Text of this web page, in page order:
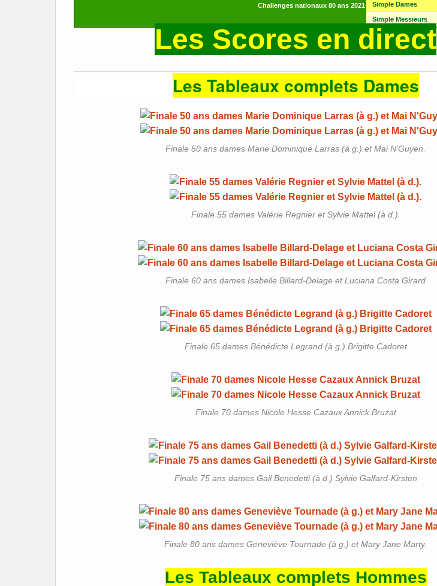
Challenges nationaux 80 ans 2021 Simple Dames
Simple Messieurs
Les Scores en direct
Les Tableaux complets Dames
Finale 50 ans dames Marie Dominique Larras (à g.) et Mai N'Guyen.
Finale 55 dames Valérie Regnier et Sylvie Mattel (à d.).
Finale 60 ans dames Isabelle Billard-Delage et Luciana Costa Girard
Finale 65 dames Bénédicte Legrand (à g.) Brigitte Cadoret
Finale 70 dames Nicole Hesse Cazaux Annick Bruzat
Finale 75 ans dames Gail Benedetti (à d.) Sylvie Galfard-Kirsten
Finale 80 ans dames Geneviève Tournade (à g.) et Mary Jane Marty.
Les Tableaux complets Hommes